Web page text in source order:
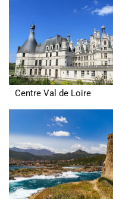
Centre Val de Loire